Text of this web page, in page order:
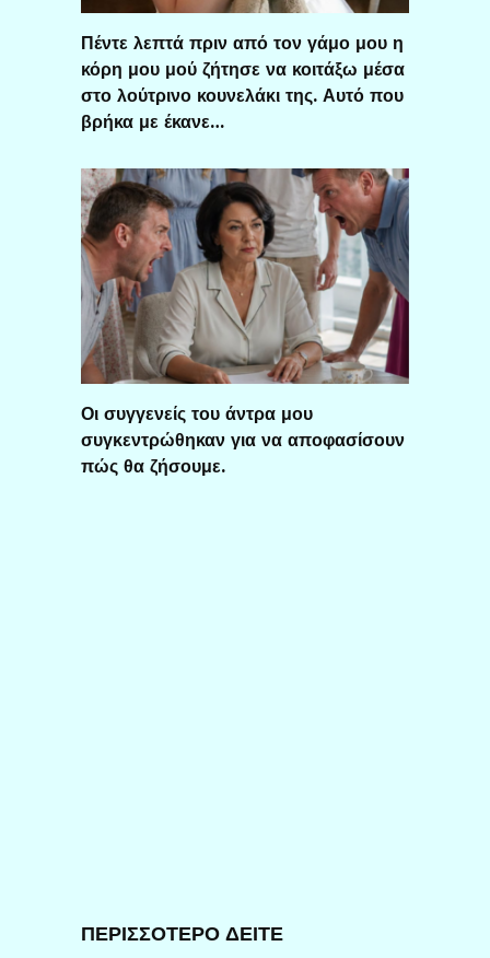
Πέντε λεπτά πριν από τον γάμο μου η
κόρη μου μού ζήτησε να κοιτάξω μέσα
στο λούτρινο κουνελάκι της. Αυτό που
βρήκα με έκανε…
Οι συγγενείς του άντρα μου
συγκεντρώθηκαν για να αποφασίσουν
πώς θα ζήσουμε.
ΠΕΡΙΣΣΟΤΕΡΟ ΔΕΙΤΕ